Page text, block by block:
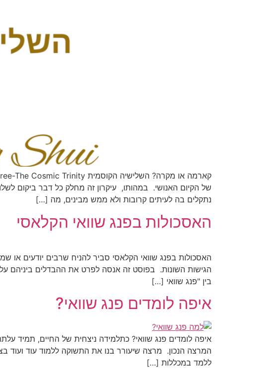
של הקיום האנושי. במהותו, עיקרון זה מחלק כל דבר ביקום
נתקלים בה לעיתים קרובות ולא ממש מבינים, מה […]
האסכולות בפנג שוואי הקלאסי
האסכולות בפנג שוואי הקלאסי סביר להניח שרבים יודעים או
הגישות השונות. בפוסט זה אנסה לפרט את ההבדלים ביניהם על
בין "פנג שוואי […]
איפה לומדים פנג שוואי?
איפה לומדים פנג שוואי? כתלמידה ניצחית של החיים, תמיד
המרצה הנכון. מרצה שיעורר בנו את התשוקה ללמוד עוד ועוד
ללמד במכללות […]